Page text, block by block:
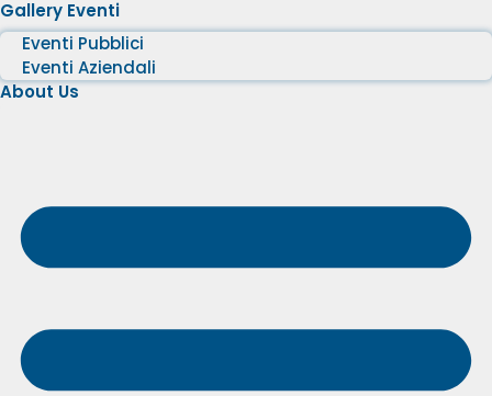
Gallery Eventi
Eventi Pubblici
Eventi Aziendali
About Us